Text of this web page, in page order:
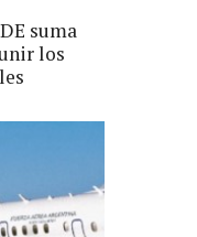
suma
los